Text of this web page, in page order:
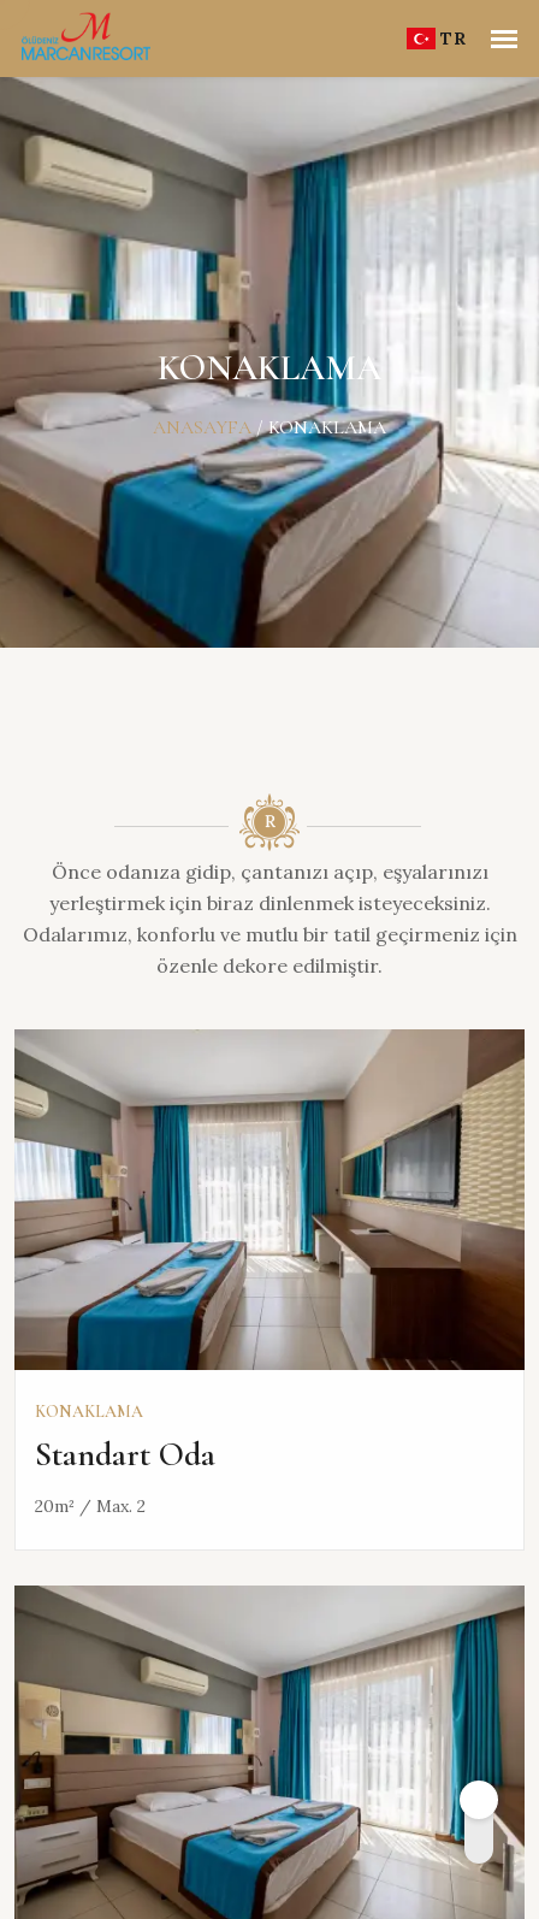
TR
KONAKLAMA
ANASAYFA / KONAKLAMA
Önce odanıza gidip, çantanızı açıp, eşyalarınızı
yerleştirmek için biraz dinlenmek isteyeceksiniz.
Odalarımız, konforlu ve mutlu bir tatil geçirmeniz için
özenle dekore edilmiştir.
KONAKLAMA
Standart Oda
20m² / Max. 2